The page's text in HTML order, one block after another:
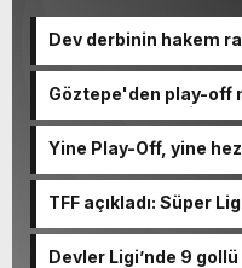
Dev derbinin hakem
Göztepe'den play-off
Ormanspor'u evinde
Yine Play-Off, yine
TFF açıkladı: Süper
Devler Ligi’nde 9